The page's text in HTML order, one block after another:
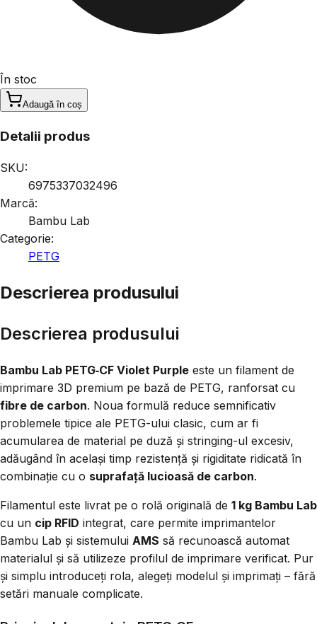
În stoc
Adaugă în coș
Detalii produs
SKU:
6975337032496
Marcă:
Bambu Lab
Categorie:
PETG
Descrierea produsului
Descrierea produsului
Bambu Lab PETG‑CF Violet Purple este un filament de
imprimare 3D premium pe bază de PETG, ranforsat cu
fibre de carbon. Noua formulă reduce semnificativ
problemele tipice ale PETG-ului clasic, cum ar fi
acumularea de material pe duză și stringing-ul excesiv,
adăugând în același timp rezistență și rigiditate ridicată în
combinație cu o suprafață lucioasă de carbon.
Filamentul este livrat pe o rolă originală de 1 kg Bambu Lab
cu un cip RFID integrat, care permite imprimantelor
Bambu Lab și sistemului AMS să recunoască automat
materialul și să utilizeze profilul de imprimare verificat. Pur
și simplu introduceți rola, alegeți modelul și imprimați – fără
setări manuale complicate.